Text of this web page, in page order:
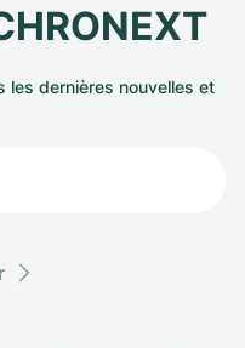
les dernières nouvelles et